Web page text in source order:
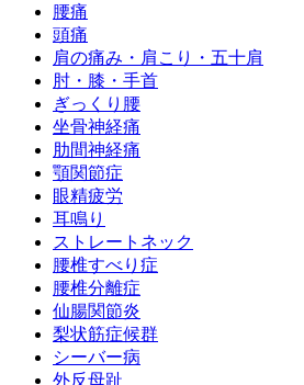
腰痛
頭痛
肩の痛み・肩こり・五十肩
肘・膝・手首
ぎっくり腰
坐骨神経痛
肋間神経痛
顎関節症
眼精疲労
耳鳴り
ストレートネック
腰椎すべり症
腰椎分離症
仙腸関節炎
梨状筋症候群
シーバー病
外反母趾